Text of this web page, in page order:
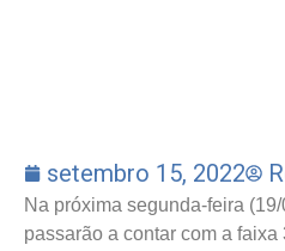
setembro 15, 2022
Na próxima segunda-feira
passarão a contar com a